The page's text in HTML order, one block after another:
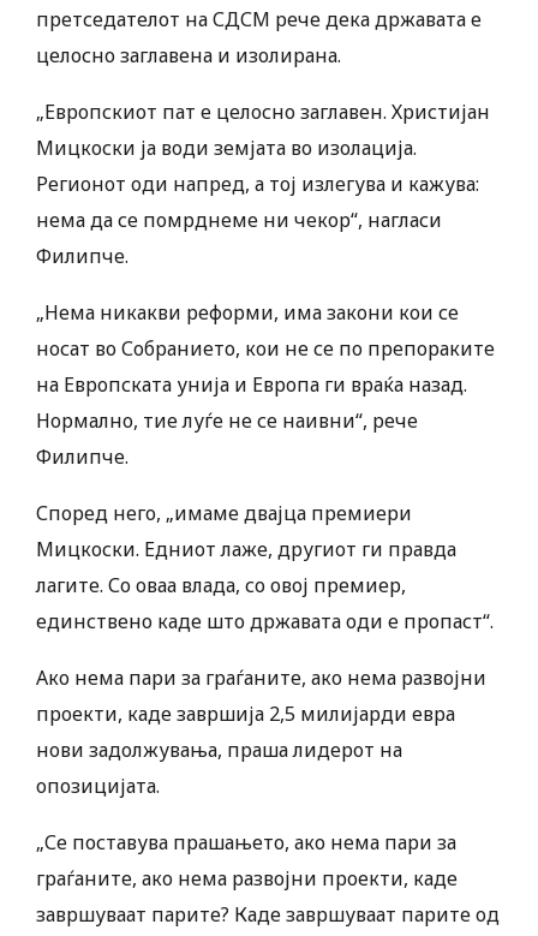
претседателот на СДСМ рече дека државата е
целосно заглавена и изолирана.
„Европскиот пат е целосно заглавен. Христијан
Мицкоски ја води земјата во изолација.
Регионот оди напред, а тој излегува и кажува:
нема да се помрднеме ни чекор“, нагласи
Филипче.
„Нема никакви реформи, има закони кои се
носат во Собранието, кои не се по препораките
на Европската унија и Европа ги враќа назад.
Нормално, тие луѓе не се наивни“, рече
Филипче.
Според него, „имаме двајца премиери
Мицкоски. Едниот лаже, другиот ги правда
лагите. Со оваа влада, со овој премиер,
единствено каде што државата оди е пропаст“.
Ако нема пари за граѓаните, ако нема развојни
проекти, каде завршија 2,5 милијарди евра
нови задолжувања, праша лидерот на
опозицијата.
„Се поставува прашањето, ако нема пари за
граѓаните, ако нема развојни проекти, каде
завршуваат парите? Каде завршуваат парите од